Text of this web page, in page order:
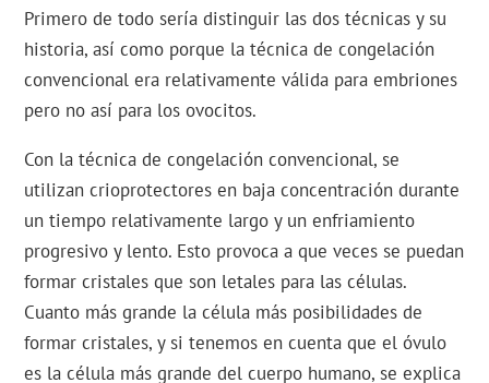
Primero de todo sería distinguir las dos técnicas y su
historia, así como porque la técnica de congelación
convencional era relativamente válida para embriones
pero no así para los ovocitos.
Con la técnica de congelación convencional, se
utilizan crioprotectores en baja concentración durante
un tiempo relativamente largo y un enfriamiento
progresivo y lento. Esto provoca a que veces se puedan
formar cristales que son letales para las células.
Cuanto más grande la célula más posibilidades de
formar cristales, y si tenemos en cuenta que el óvulo
es la célula más grande del cuerpo humano, se explica